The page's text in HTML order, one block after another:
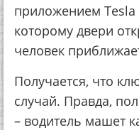
приложением Tesla
которому двери
человек
Получается, что
случай. Правда,
– водитель машет